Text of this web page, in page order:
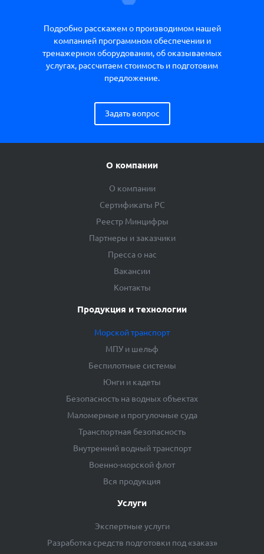
Подробно расскажем о производимом нашей
компанией программном обеспечении и
тренажерном оборудовании, об оказываемых
услугах, рассчитаем стоимость и подготовим
предложение.
Задать вопрос
О компании
О компании
Сертификаты РС
Реестр Минцифры
Партнеры и заказчики
Пресса о нас
Вакансии
Контакты
Продукция и технологии
Морской транспорт
МПУ и шельф
Беспилотные системы
Юнги и кадеты
Безопасность на водных объектах
Маломерные и прогулочные суда
Транспортная безопасность
Внутренний водный транспорт
Военно-морской флот
Вся продукция
Услуги
Экспертные услуги
Разработка средств подготовки под «заказ»